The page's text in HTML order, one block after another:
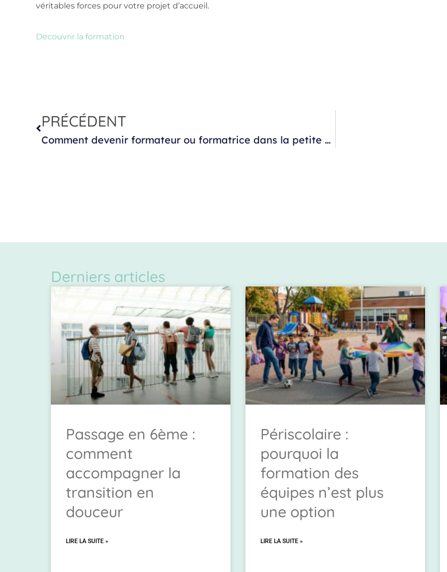
véritables forces pour votre projet d’accueil.
Découvrir la formation
PRÉCÉDENT
Comment devenir formateur ou formatrice dans la petite enfance ?
Derniers articles
Passage en 6ème :
comment
accompagner la
transition en
douceur
LIRE LA SUITE »
Périscolaire :
pourquoi la
formation des
équipes n’est plus
une option
LIRE LA SUITE »